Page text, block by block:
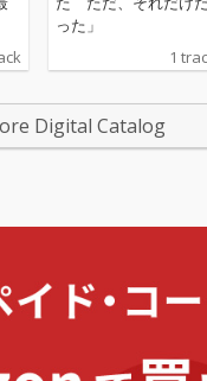
った」
1
Digital Catalog